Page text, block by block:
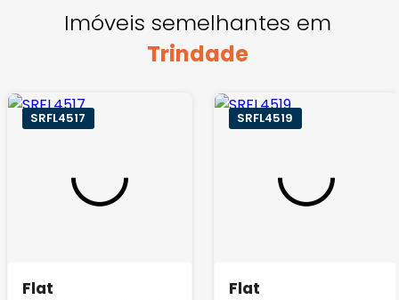
Imóveis semelhantes em
Trindade
SRFL4517
Flat
SRFL4519
Flat